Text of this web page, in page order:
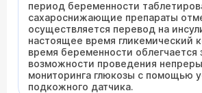
период беременности
сахароснижающие препараты
осуществляется перевод на
настоящее время гликемический
время беременности облегчается
возможности проведения
мониторинга глюкозы с помощью
подкожного датчика.